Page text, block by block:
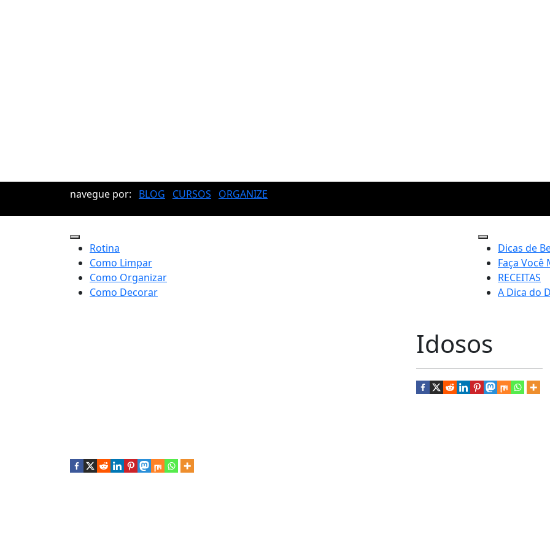
navegue por: BLOG CURSOS ORGANIZE
Rotina
Como Limpar
Como Organizar
Como Decorar
Dicas de
Faça Você
RECEITAS
A Dica do
Idosos